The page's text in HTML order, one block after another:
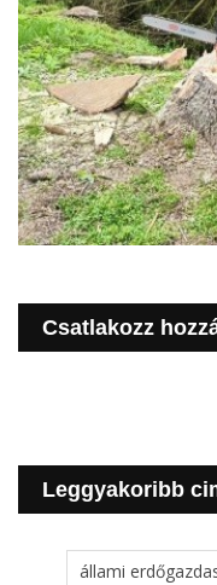
Csatlakozz
Leggyakoribb
állami